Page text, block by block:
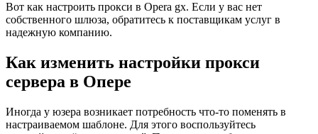
Вот как настроить прокси в Opera gx. Если у вас нет
собственного шлюза, обратитесь к поставщикам услуг в
надежную компанию.
Как изменить настройки прокси
сервера в Опере
Иногда у юзера возникает потребность что-то поменять в
настраиваемом шаблоне. Для этого воспользуйтесь